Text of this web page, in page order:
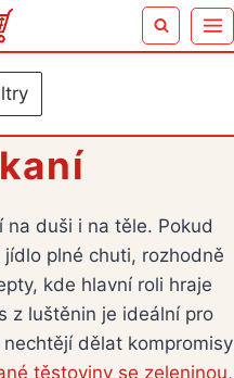
duši i na těle. Pokud
plné chuti, rozhodně
kde hlavní roli hraje
z luštěnin je ideální pro
dělat kompromisy
těstoviny se zeleninou,